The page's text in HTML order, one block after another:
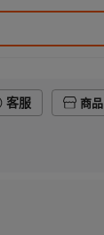
客服
商品